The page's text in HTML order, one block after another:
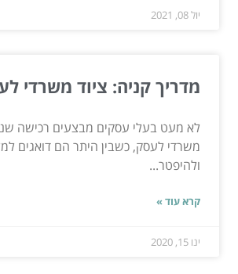
יול 08, 2021
מדריך קניה: ציוד משרדי
לא מעט בעלי עסקים מבצעים רכישה
משרדי לעסק, כשבין היתר הם דואגים
ולהיפטר...
קרא עוד »
ינו 15, 2020